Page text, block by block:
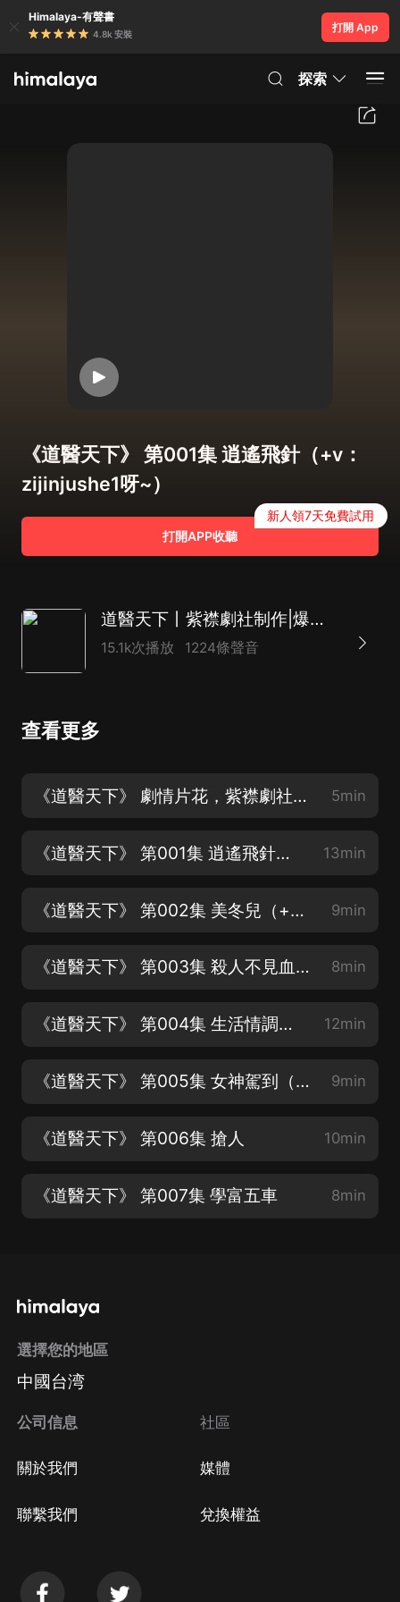
Himalaya-有聲書
4.8k 安裝
打開 App
探索
《道醫天下》 第001集 逍遙飛針（+v：
zijinjushe1呀~）
打開APP收聽
新人領7天免費試用
道醫天下丨紫襟劇社制作|爆笑都市修真|精品有聲劇
15.1k次播放 1224條聲音
查看更多
《道醫天下》 劇情片花，紫襟劇社精品多人劇，巨好聽！ 5min
《道醫天下》 第001集 逍遙飛針（+v：zijinjushe1呀~） 13min
《道醫天下》 第002集 美冬兒（+v：zijinjushe1呀~） 9min
《道醫天下》 第003集 殺人不見血（+v：zijinjushe1呀~） 8min
《道醫天下》 第004集 生活情調（+v：zijinjushe1呀~） 12min
《道醫天下》 第005集 女神駕到（+v：zijinjushe1呀~） 9min
《道醫天下》 第006集 搶人 10min
《道醫天下》 第007集 學富五車 8min
選擇您的地區
中國台湾
公司信息
關於我們
聯繫我們
社區
媒體
兌換權益